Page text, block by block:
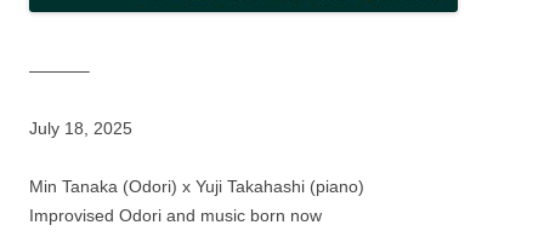
———–
July 18, 2025
Min Tanaka (Odori) x Yuji Takahashi (piano)
Improvised Odori and music born now